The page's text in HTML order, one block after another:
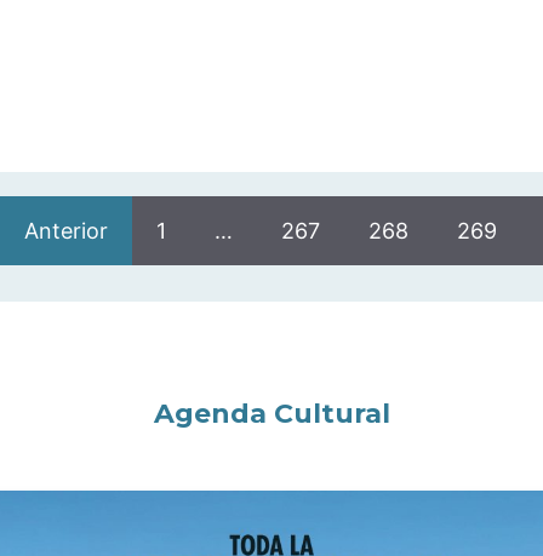
Anterior 1 … 267 268 269
Agenda Cultural